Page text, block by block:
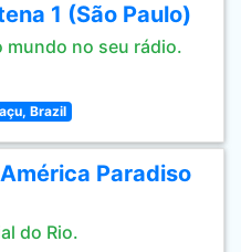
1 (São Paulo)
mundo no seu rádio.
Brazil
Paradiso
do Rio.